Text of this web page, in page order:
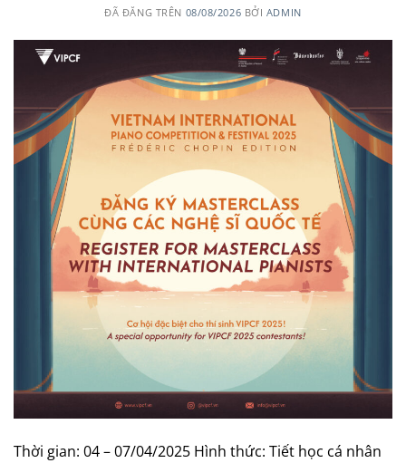
ĐÃ ĐĂNG TRÊN 08/08/2026 BỞI ADMIN
Thời gian: 04 – 07/04/2025 Hình thức: Tiết học cá nhân